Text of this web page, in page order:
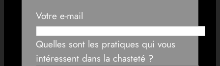
Votre e-mail
Quelles sont les pratiques qui vous
intéressent dans la chasteté ?